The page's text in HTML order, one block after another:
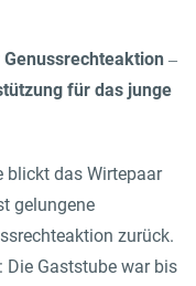
–
für das junge
blickt das Wirtepaar
gelungene
zurück.
Die Gaststube war bis